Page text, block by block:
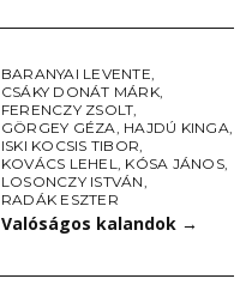
BARANYAI LEVENTE,
CSÁKY DONÁT MÁRK,
FERENCZY ZSOLT,
GÖRGEY GÉZA, HAJDÚ KINGA,
ISKI KOCSIS TIBOR,
KOVÁCS LEHEL, KÓSA JÁNOS,
LOSONCZY ISTVÁN,
RADÁK ESZTER
Valóságos kalandok →